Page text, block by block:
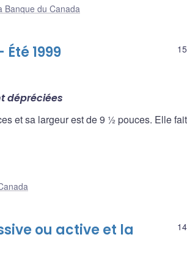
Banque du Canada
1999
dépréciées
et sa largeur est de 9 ½ pouces. Elle
ou active et la